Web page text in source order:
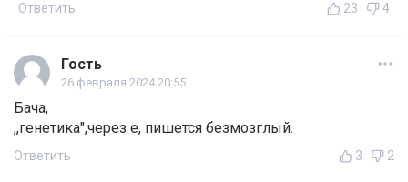
Ответить 23 4
Гость
26 февраля 2024 20:55
Бача,
,,генетика",через е, пишется безмозглый.
Ответить 3 2